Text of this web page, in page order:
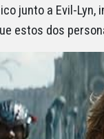
junto a Evil-Lyn,
estos dos